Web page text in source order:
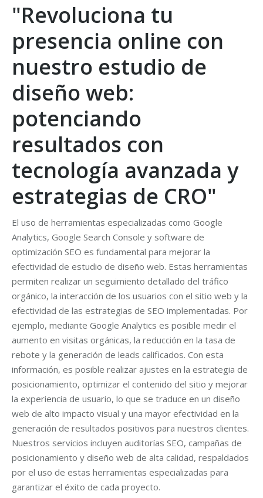
"Revoluciona tu
presencia online con
nuestro estudio de
diseño web:
potenciando
resultados con
tecnología avanzada y
estrategias de CRO"
El uso de herramientas especializadas como Google
Analytics, Google Search Console y software de
optimización SEO es fundamental para mejorar la
efectividad de estudio de diseño web. Estas herramientas
permiten realizar un seguimiento detallado del tráfico
orgánico, la interacción de los usuarios con el sitio web y la
efectividad de las estrategias de SEO implementadas. Por
ejemplo, mediante Google Analytics es posible medir el
aumento en visitas orgánicas, la reducción en la tasa de
rebote y la generación de leads calificados. Con esta
información, es posible realizar ajustes en la estrategia de
posicionamiento, optimizar el contenido del sitio y mejorar
la experiencia de usuario, lo que se traduce en un diseño
web de alto impacto visual y una mayor efectividad en la
generación de resultados positivos para nuestros clientes.
Nuestros servicios incluyen auditorías SEO, campañas de
posicionamiento y diseño web de alta calidad, respaldados
por el uso de estas herramientas especializadas para
garantizar el éxito de cada proyecto.